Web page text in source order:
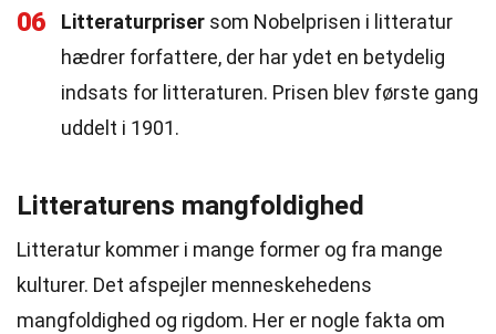
06 Litteraturpriser som Nobelprisen i litteratur
hædrer forfattere, der har ydet en betydelig
indsats for litteraturen. Prisen blev første gang
uddelt i 1901.
Litteraturens mangfoldighed
Litteratur kommer i mange former og fra mange
kulturer. Det afspejler menneskehedens
mangfoldighed og rigdom. Her er nogle fakta om